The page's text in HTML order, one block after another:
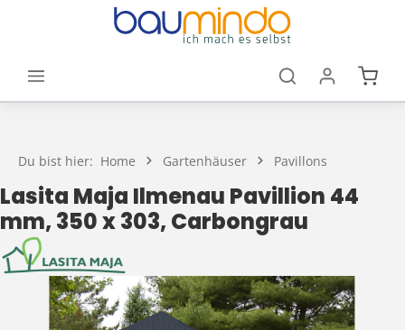
Zum Hauptinhalt springen
Du bist hier: Home Gartenhäuser Pavillons
Lasita Maja Ilmenau Pavillion 44
mm, 350 x 303, Carbongrau
Bildergalerie überspringen